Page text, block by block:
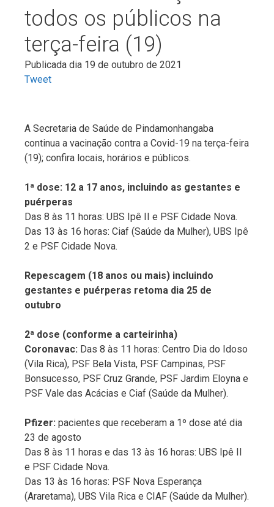
todos os públicos na
terça-feira (19)
Publicada dia 19 de outubro de 2021
Tweet
A Secretaria de Saúde de Pindamonhangaba
continua a vacinação contra a Covid-19 na terça-feira
(19); confira locais, horários e públicos.
1ª dose: 12 a 17 anos, incluindo as gestantes e
puérperas
Das 8 às 11 horas: UBS Ipê II e PSF Cidade Nova.
Das 13 às 16 horas: Ciaf (Saúde da Mulher), UBS Ipê
2 e PSF Cidade Nova.
Repescagem (18 anos ou mais) incluindo
gestantes e puérperas retoma dia 25 de
outubro
2ª dose (conforme a carteirinha)
Coronavac: Das 8 às 11 horas: Centro Dia do Idoso
(Vila Rica), PSF Bela Vista, PSF Campinas, PSF
Bonsucesso, PSF Cruz Grande, PSF Jardim Eloyna e
PSF Vale das Acácias e Ciaf (Saúde da Mulher).
Pfizer: pacientes que receberam a 1º dose até dia
23 de agosto
Das 8 às 11 horas e das 13 às 16 horas: UBS Ipê II
e PSF Cidade Nova.
Das 13 às 16 horas: PSF Nova Esperança
(Araretama), UBS Vila Rica e CIAF (Saúde da Mulher).